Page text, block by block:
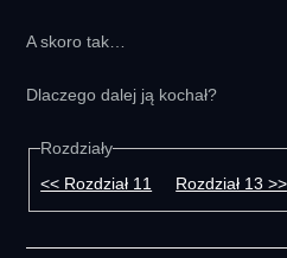
A skoro tak…
Dlaczego dalej ją kochał?
Rozdziały
<< Rozdział 11
Rozdział 13 >>